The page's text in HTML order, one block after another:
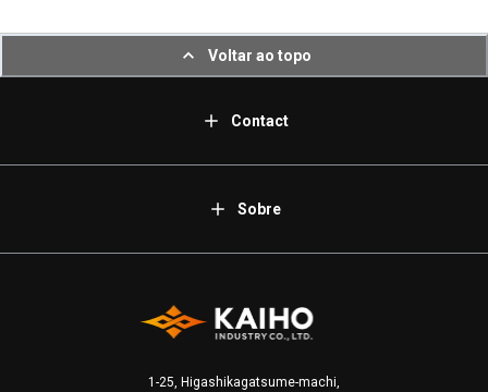
Voltar ao topo
Contact
Sobre
1-25, Higashikagatsume-machi,